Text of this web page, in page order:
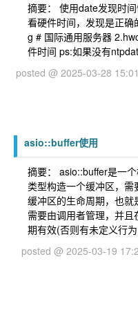
摘要： 使用date发现时
看硬件时间，发现是正
g # 国际通用服务器
件时间 ps:如果没有
posted @ 2025-03-28
asio::buffer使用
摘要： asio::buffer是一
类型构造一个缓冲区，
缓冲区的生命周期，也
需要由调用者管理，并
期有效(否则有未定义行为
posted @ 2025-03-19